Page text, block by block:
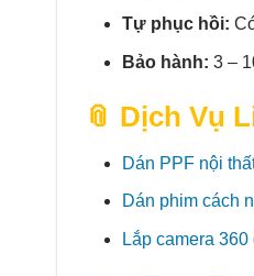
Tự phục hồi:
Bảo hành: 3 –
📎 Dịch Vụ
Dán PPF nội
Dán phim cách
Lắp camera 360